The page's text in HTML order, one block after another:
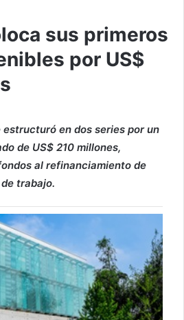
sus primeros
por US$
estructuró en dos series por un
de US$ 210 millones,
al refinanciamiento de
trabajo.